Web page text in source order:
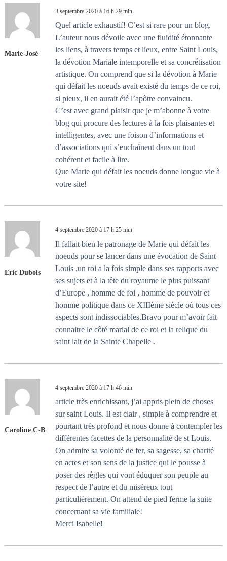
d
i
c
e
Marie-José
3 septembre 2020 à 16 h 29 min
Quel article exhaustif! C’est si rare pour un blog.
L’auteur nous dévoile avec une fluidité étonnante
les liens, à travers temps et lieux, entre Saint Louis,
la dévotion Mariale intemporelle et sa concrétisation
artistique. On comprend que si la dévotion à Marie
qui défait les noeuds avait existé du temps de ce roi,
si pieux, il en aurait été l’apôtre convaincu.
C’est avec grand plaisir que je m’abonne à votre
blog qui procure des lectures à la fois plaisantes et
intelligentes, avec une foison d’informations et
d’associations qui s’enchaînent dans un tout
cohérent et facile à lire.
Que Marie qui défait les noeuds donne longue vie à
votre site!
Eric Dubois
4 septembre 2020 à 17 h 25 min
Il fallait bien le patronage de Marie qui défait les
noeuds pour se lancer dans une évocation de Saint
Louis ,un roi a la fois simple dans ses rapports avec
ses sujets et à la tête du royaume le plus puissant
d’Europe , homme de foi , homme de pouvoir et
homme politique dans ce XIIIème siècle où tous ces
aspects sont indissociables.Bravo pour m’avoir fait
connaitre le côté marial de ce roi et la relique du
saint lait de la Sainte Chapelle .
Caroline C-B
4 septembre 2020 à 17 h 46 min
article très enrichissant, j’ai appris plein de choses
sur saint Louis. Il est clair , simple à comprendre et
pourtant très profond et nous donne à contempler les
différentes facettes de la personnalité de st Louis.
On admire sa volonté de fer, sa sagesse, sa charité
en actes et son sens de la justice qui le pousse à
poser des règles qui vont éduquer son peuple au
respect de l’autre et du miséreux tout
particulièrement. On attend de pied ferme la suite
concernant sa vie familiale!
Merci Isabelle!